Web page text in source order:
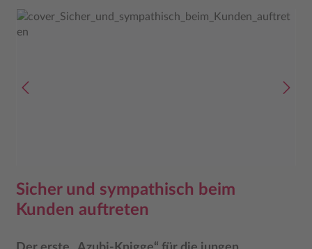
Bildergalerie überspringen
Sicher und sympathisch beim
Kunden auftreten